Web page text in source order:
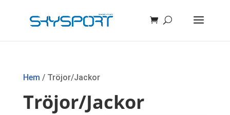
Hem / Tröjor/Jackor
Tröjor/Jackor